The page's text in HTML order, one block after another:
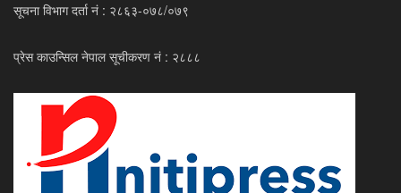
सूचना विभाग दर्ता नं : २८६३-०७८/०७९
प्रेस काउन्सिल नेपाल सूचीकरण नं : २८८८